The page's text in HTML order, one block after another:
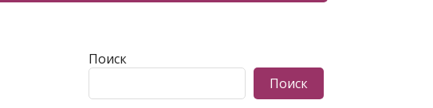
Поиск
Поиск